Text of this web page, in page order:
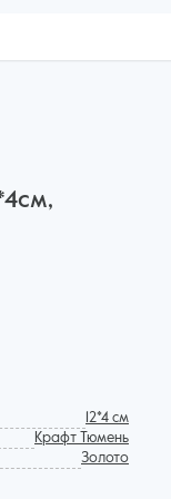
12*4 см
Крафт Тюмень
Золото